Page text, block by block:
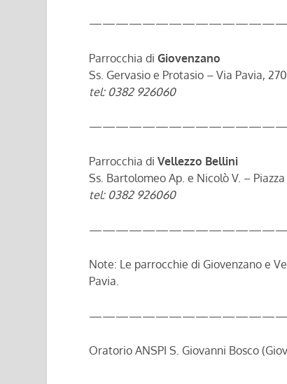
Parrocchia diGiovenzano
Ss. Gervasio e Protasio – Via Pavia,
tel: 0382 926060
Parrocchia diVellezzo Bellini
Ss. Bartolomeo Ap. e Nicolò V. –
tel: 0382 926060
Note: Le parrocchie di Giovenzano e
Pavia.
Oratorio ANSPI S. Giovanni Bosco